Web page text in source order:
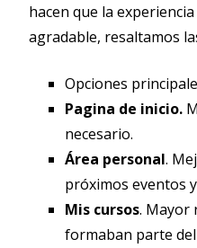
hacen que la
agradable, resaltamos
Opciones
Pagina de inicio.
necesario.
Área personal.
próximos eventos
Mis cursos. Mayor
formaban parte